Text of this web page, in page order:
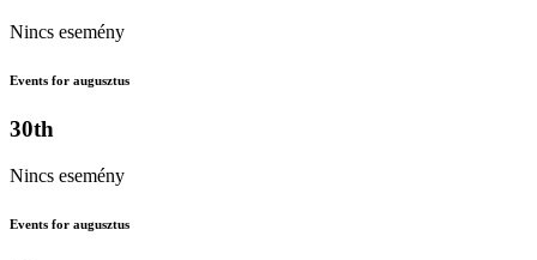
Nincs esemény
Events for augusztus
30th
Nincs esemény
Events for augusztus